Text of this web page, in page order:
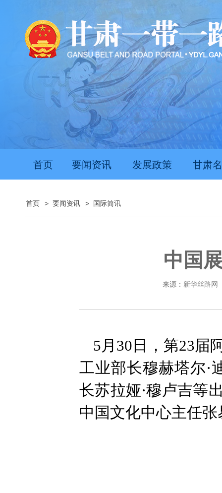
首页 要闻资讯 发展政策 甘肃
首页 > 要闻资讯 > 国际简讯
中国
来源： 新华丝路网
5月30日，第23届
工业部长穆赫塔尔·
长苏拉娅·穆卢吉等
中国文化中心主任